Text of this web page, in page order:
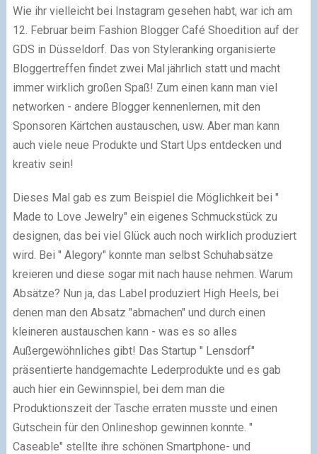
Wie ihr vielleicht bei Instagram gesehen habt, war ich am
12. Februar beim Fashion Blogger Café Shoedition auf der
GDS in Düsseldorf. Das von Styleranking organisierte
Bloggertreffen findet zwei Mal jährlich statt und macht
immer wirklich großen Spaß! Zum einen kann man viel
networken - andere Blogger kennenlernen, mit den
Sponsoren Kärtchen austauschen, usw. Aber man kann
auch viele neue Produkte und Start Ups entdecken und
kreativ sein!
Dieses Mal gab es zum Beispiel die Möglichkeit bei "
Made to Love Jewelry" ein eigenes Schmuckstück zu
designen, das bei viel Glück auch noch wirklich produziert
wird. Bei " Alegory" konnte man selbst Schuhabsätze
kreieren und diese sogar mit nach hause nehmen. Warum
Absätze? Nun ja, das Label produziert High Heels, bei
denen man den Absatz "abmachen" und durch einen
kleineren austauschen kann - was es so alles
Außergewöhnliches gibt! Das Startup " Lensdorf"
präsentierte handgemachte Lederprodukte und es gab
auch hier ein Gewinnspiel, bei dem man die
Produktionszeit der Tasche erraten musste und einen
Gutschein für den Onlineshop gewinnen konnte. "
Caseable" stellte ihre schönen Smartphone- und